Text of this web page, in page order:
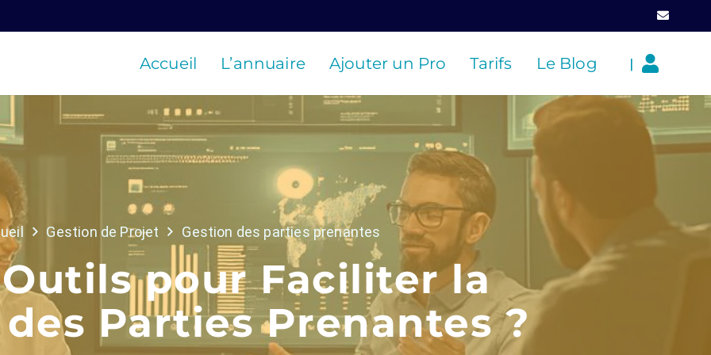
Accueil L’annuaire Ajouter un Pro Tarifs Le Blog |
Gestion de Projet Gestion des parties prenantes
pour Faciliter la
Parties Prenantes ?